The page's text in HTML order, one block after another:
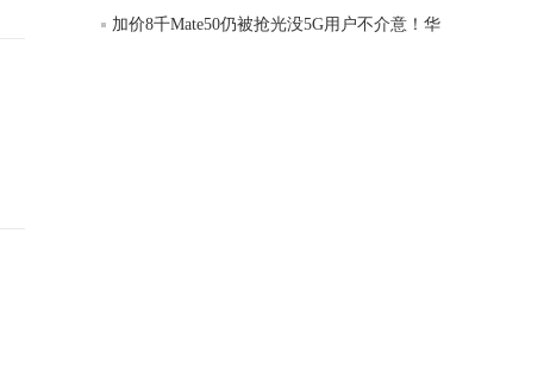
加价8千Mate50仍被抢光没5G用户不介意！华